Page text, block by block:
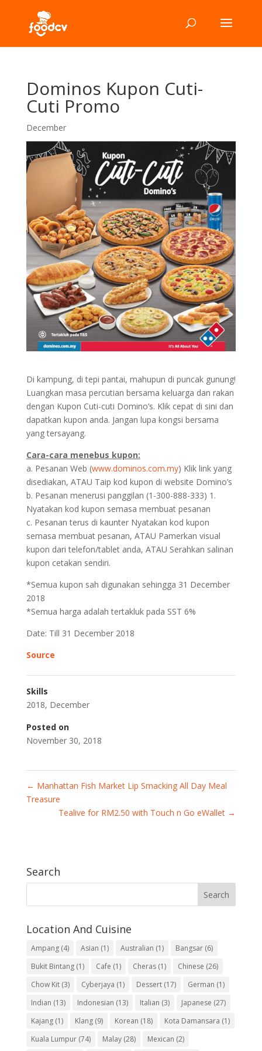
Dominos Kupon Cuti-
Cuti Promo
December
Di kampung, di tepi pantai, mahupun di puncak gunung!
Luangkan masa percutian bersama keluarga dan rakan
dengan Kupon Cuti-cuti Domino’s. Klik cepat di sini dan
dapatkan kupon anda. Jangan lupa kongsi bersama
yang tersayang.
Cara-cara menebus kupon:
a. Pesanan Web (www.dominos.com.my) Klik link yang
disediakan, ATAU Taip kod kupon di website Domino’s
b. Pesanan menerusi panggilan (1-300-888-333) 1.
Nyatakan kod kupon semasa membuat pesanan
c. Pesanan terus di kaunter Nyatakan kod kupon
semasa membuat pesanan, ATAU Pamerkan visual
kupon dari telefon/tablet anda, ATAU Serahkan salinan
kupon cetakan sendiri.
*Semua kupon sah digunakan sehingga 31 December
2018
*Semua harga adalah tertakluk pada SST 6%
Date: Till 31 December 2018
Source
Skills
2018, December
Posted on
November 30, 2018
← Manhattan Fish Market Lip Smacking All Day Meal
Treasure
Tealive for RM2.50 with Touch n Go eWallet →
Search
Location And Cuisine
Ampang(4) Asian (1) Australian (1) Bangsar(6)
Bukit Bintang(1) Cafe (1) Cheras(1) Chinese (26)
Chow Kit(3) Cyberjaya (1) Dessert(17) German (1)
Indian (13) Indonesian (13) Italian (3) Japanese (27)
Kajang(1) Klang(9) Korean (18) Kota Damansara (1)
Kuala Lumpur(74) Malay(28) Mexican (2)